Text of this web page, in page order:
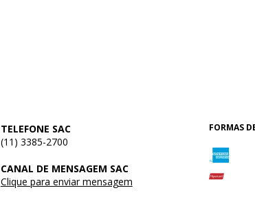
TELEFONE SAC
(11) 3385-2700
CANAL DE MENSAGEM SAC
Clique para enviar mensagem
FORMAS